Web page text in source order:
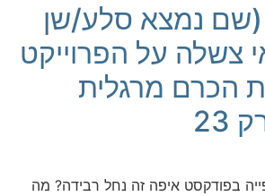
(שם נמצא סלע/שן
צשלה על הפרוייקט
הכרם מרגלית
בפודקסט איפה זה נחל רבידה? מה